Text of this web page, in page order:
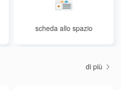
scheda allo spazio
di più